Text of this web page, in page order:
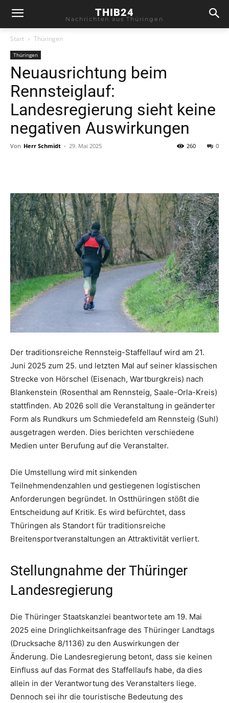
THIB24
Nachrichten aus Thüringen
Start Thüringen
Thüringen
Neuausrichtung beim
Rennsteiglauf:
Landesregierung sieht keine
negativen Auswirkungen
Von Herr Schmidt - 29. Mai 2025 0
260
Der traditionsreiche Rennsteig-Staffellauf wird am 21.
Juni 2025 zum 25. und letzten Mal auf seiner klassischen
Strecke von Hörschel (Eisenach, Wartburgkreis) nach
Blankenstein (Rosenthal am Rennsteig, Saale-Orla-Kreis)
stattfinden. Ab 2026 soll die Veranstaltung in geänderter
Form als Rundkurs um Schmiedefeld am Rennsteig (Suhl)
ausgetragen werden. Dies berichten verschiedene
Medien unter Berufung auf die Veranstalter.
Die Umstellung wird mit sinkenden
Teilnehmendenzahlen und gestiegenen logistischen
Anforderungen begründet. In Ostthüringen stößt die
Entscheidung auf Kritik. Es wird befürchtet, dass
Thüringen als Standort für traditionsreiche
Breitensportveranstaltungen an Attraktivität verliert.
Stellungnahme der Thüringer
Landesregierung
Die Thüringer Staatskanzlei beantwortete am 19. Mai
2025 eine Dringlichkeitsanfrage des Thüringer Landtags
(Drucksache 8/1136) zu den Auswirkungen der
Änderung. Die Landesregierung betont, dass sie keinen
Einfluss auf das Format des Staffellaufs habe, da dies
allein in der Verantwortung des Veranstalters liege.
Dennoch sei ihr die touristische Bedeutung des